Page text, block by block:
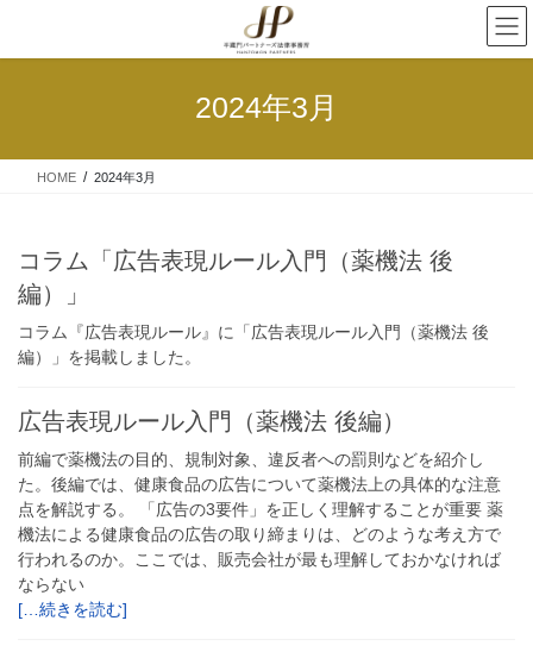
2024年3月
HOME 2024年3月
コラム「広告表現ルール入門（薬機法 後
編）」
コラム『広告表現ルール』に「広告表現ルール入門（薬機法 後
編）」を掲載しました。
広告表現ルール入門（薬機法 後編）
前編で薬機法の目的、規制対象、違反者への罰則などを紹介し
た。後編では、健康食品の広告について薬機法上の具体的な注意
点を解説する。 「広告の3要件」を正しく理解することが重要 薬
機法による健康食品の広告の取り締まりは、どのような考え方で
行われるのか。ここでは、販売会社が最も理解しておかなければ
ならない
[…続きを読む]